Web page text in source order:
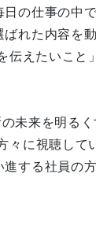
の仕事の中
れた内容を
伝えたいこと
未来を明るく
々に視聴して
する社員の